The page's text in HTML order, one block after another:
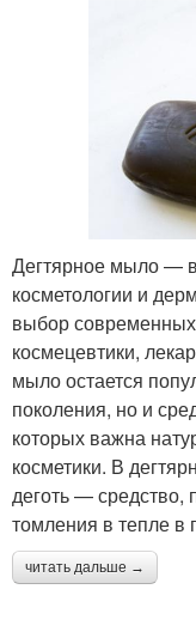
Дегтярное мыло —
косметологии и
выбор
космецевтики,
мыло остается
поколения, но и
которых важна
косметики. В
деготь — средство,
томления в тепле в
читать дальше →